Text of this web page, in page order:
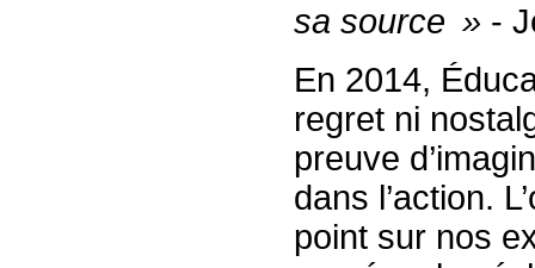
sa source » -
En 2014,
regret ni
preuve
dans l’action.
point sur nos